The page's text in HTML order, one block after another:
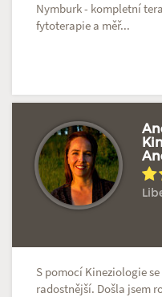
Nymburk - kompletní
fytoterapie a měř...
S pomocí Kineziologie
radostnější. Došla jsem